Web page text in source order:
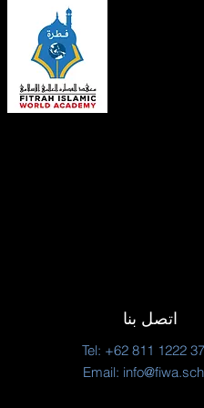
اتصل بنا
Tel: +62 811 1222
Email: